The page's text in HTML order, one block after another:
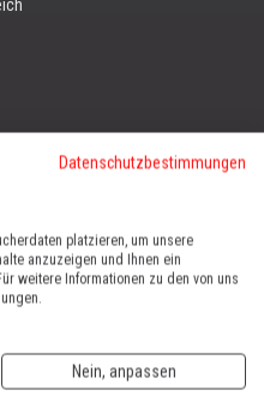
Datenschutzbestimmungen
platzieren, um unsere
anzuzeigen und Ihnen ein
weitere Informationen zu den von uns
Nein, anpassen